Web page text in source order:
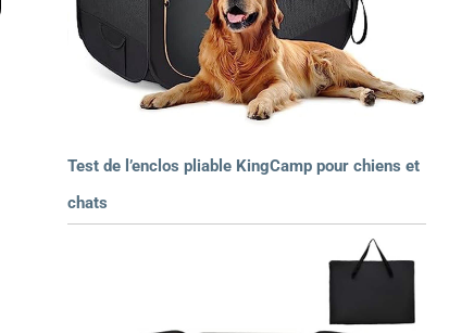
Test de l’enclos pliable KingCamp pour chiens et
chats